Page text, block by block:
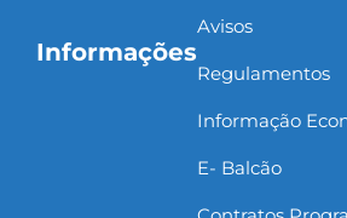
Informações
Avisos
Regulamentos
Informação
E- Balcão